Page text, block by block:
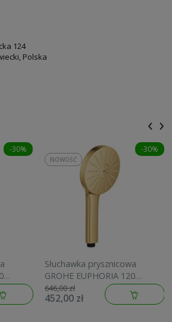
124
Polska
-30% -30%
Słuchawka prysznicowa
GROHE EUPHORIA 120
brushed cool sunrise
134883GN00
646,00 zł
452,00 zł
NOWOŚĆ
‹ ›